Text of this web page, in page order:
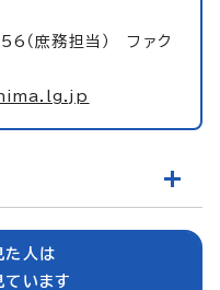
庶務担当） ファク
た人は
ています